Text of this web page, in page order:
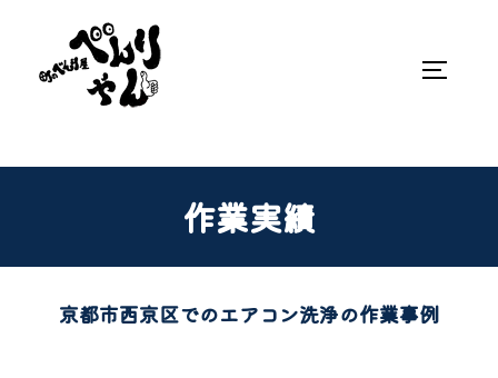
作業実績
京都市西京区でのエアコン洗浄の作業事例